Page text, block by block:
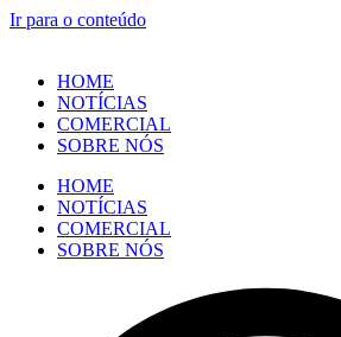
Ir para o conteúdo
HOME
NOTÍCIAS
COMERCIAL
SOBRE NÓS
HOME
NOTÍCIAS
COMERCIAL
SOBRE NÓS